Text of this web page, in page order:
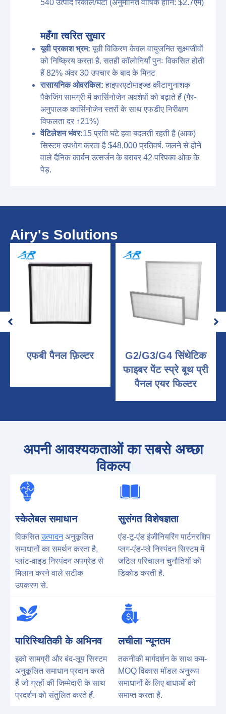
540 उत्पाद रिकॉल/घंटा (अनुमानित वार्षिक हानि: $2.7एम)
महँगा त्वरित सुधार
यूवी प्रकाश भ्रम: यूवी विकिरण केवल वायुजनित सूक्ष्मजीवों
को निष्क्रिय करता है. सतही कॉलोनियाँ पुनः विकसित होती
हैं 82% अंदर 30 उपचार के बाद के मिनट
रासायनिक ओवरकिल: हाइपरएटोमाइज्ड कीटाणुनाशक
पैकेजिंग सामग्री में कार्सिनोजेन अवशेषों को बढ़ाते हैं (गैर-
अनुपालक कार्सिनोजेन स्तरों के साथ एफडीए निरीक्षण
विफलता दर ↑21%)
वेंटिलेशन भंवर:15 प्रति घंटे हवा बदलती रहती है (आक)
सिस्टम उपभोग करता है $48,000 प्रतिवर्ष. जलने से होने
वाले दैनिक कार्बन उत्सर्जन के बराबर 42 परिपक्व ओक के
पेड़.
Airy's Solutions
एफबी पैनल फ़िल्टर
G2/G3/G4 सिंथेटिक
फाइबर पेंट स्प्रे बूथ प्री
पैनल एयर फिल्टर
अपनी आवश्यकताओं का सबसे अच्छा
विकल्प
स्केलेबल समाधान
विकसितउत्पादनअनुकूलित
समाधानों का समर्थन करता है,
प्लांट-वाइड निस्पंदन अपग्रेड से
मिलान करने वाले सटीक
उपकरण से.
सुसंगत विशेषज्ञता
एंड-टू-एंड इंजीनियरिंग पार्टनरशिप
प्लग-एंड-प्ले निस्पंदन सिस्टम में
जटिल परिचालन चुनौतियों को
डिकोड करती है.
पारिस्थितिकी के अभिनव
इको सामग्री और बंद-लूप सिस्टम
अनुकूलित समाधान प्रदान करते
हैं जो ग्रहों की जिम्मेदारी के साथ
प्रदर्शन को संतुलित करते हैं.
लचीला न्यूनतम
तकनीकी मार्गदर्शन के साथ कम-
MOQ विकास मॉडल अनुरूप
समाधानों के लिए बाधाओं को
समाप्त करता है.